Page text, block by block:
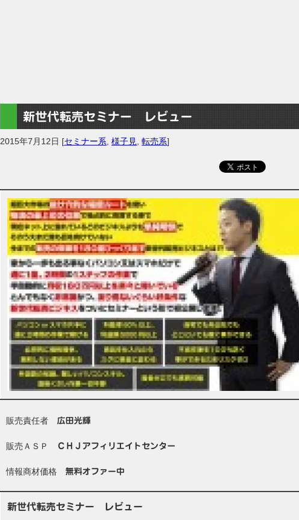
新世代転売セミナー レビュー
2015年7月12日 [セミナー系 ,様子見 ,転売系]
販売責任者 広田光輝
販売ＡＳＰ ＣＨＪアフィリエイトセンター
情報商材価格無料オファー中
新世代転売セミナー レビュー